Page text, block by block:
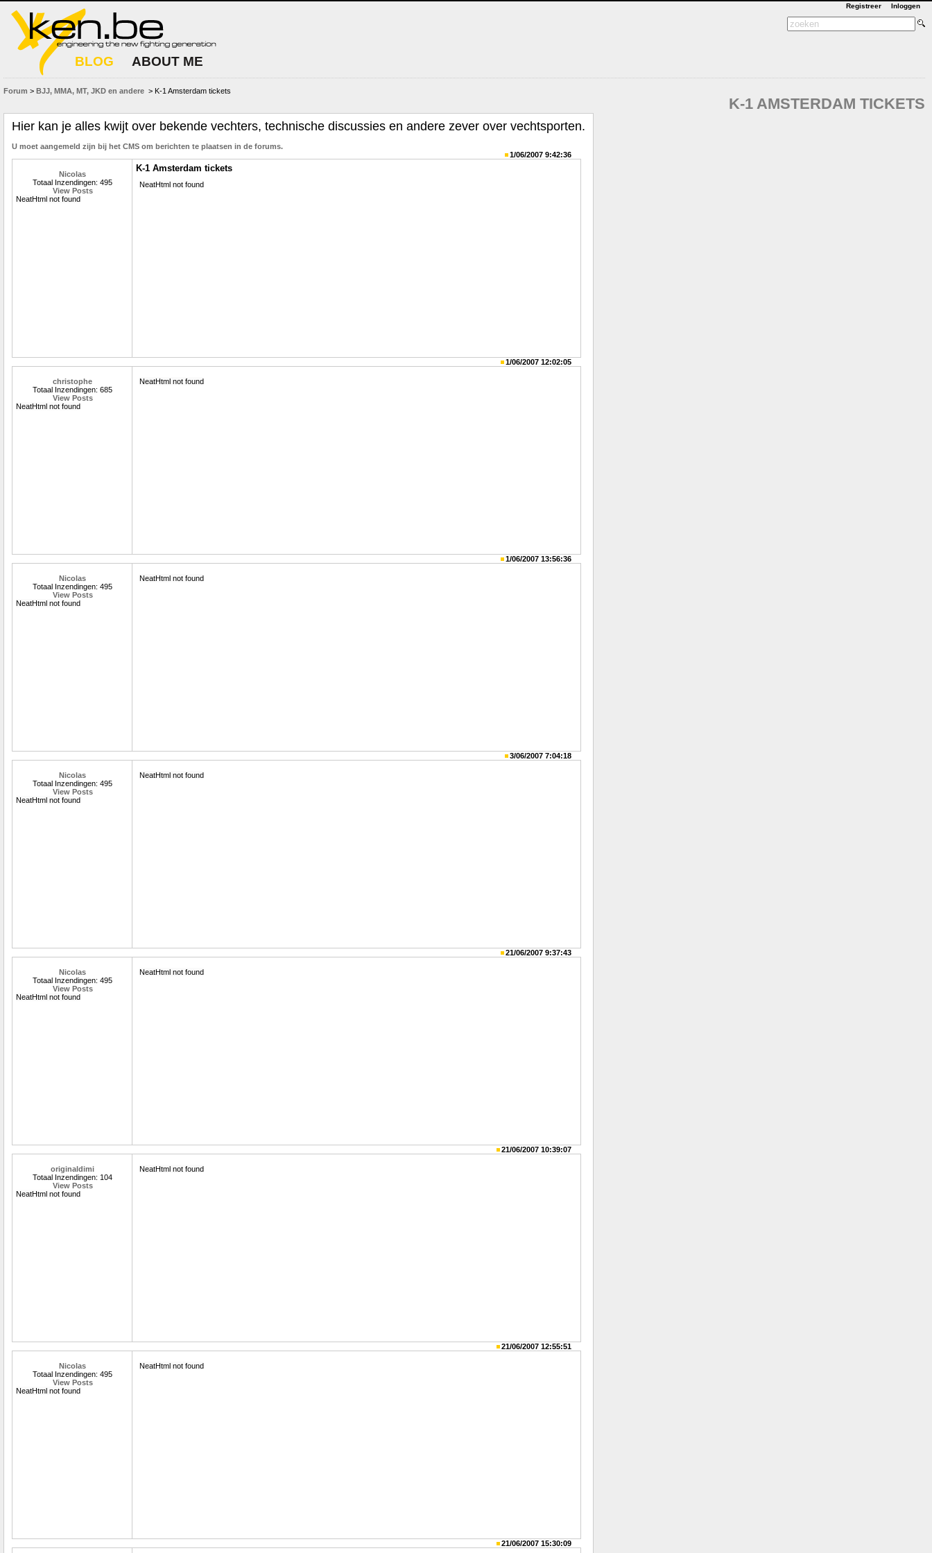
BLOG ABOUT ME
Registreer Inloggen
Forum > BJJ, MMA, MT, JKD en andere > K-1 Amsterdam tickets
K-1 AMSTERDAM TICKETS
Hier kan je alles kwijt over bekende vechters, technische discussies en andere zever over vechtsporten.
U moet aangemeld zijn bij het CMS om berichten te plaatsen in de forums.
1/06/2007 9:42:36
Nicolas
Totaal Inzendingen: 495
View Posts
NeatHtml not found
K-1 Amsterdam tickets
NeatHtml not found
1/06/2007 12:02:05
christophe
Totaal Inzendingen: 685
View Posts
NeatHtml not found
NeatHtml not found
1/06/2007 13:56:36
Nicolas
Totaal Inzendingen: 495
View Posts
NeatHtml not found
NeatHtml not found
3/06/2007 7:04:18
Nicolas
Totaal Inzendingen: 495
View Posts
NeatHtml not found
NeatHtml not found
21/06/2007 9:37:43
Nicolas
Totaal Inzendingen: 495
View Posts
NeatHtml not found
NeatHtml not found
21/06/2007 10:39:07
originaldimi
Totaal Inzendingen: 104
View Posts
NeatHtml not found
NeatHtml not found
21/06/2007 12:55:51
Nicolas
Totaal Inzendingen: 495
View Posts
NeatHtml not found
NeatHtml not found
21/06/2007 15:30:09